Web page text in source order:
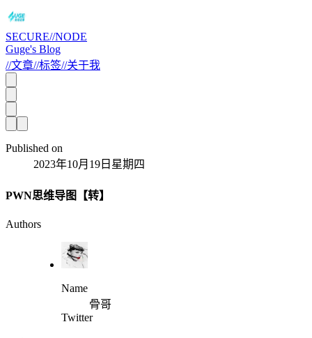
SECURE//NODE
Guge's Blog
//文章//标签//关于我
Published on
2023年10月19日星期四
PWN思维导图【转】
Authors
Name
骨哥
Twitter